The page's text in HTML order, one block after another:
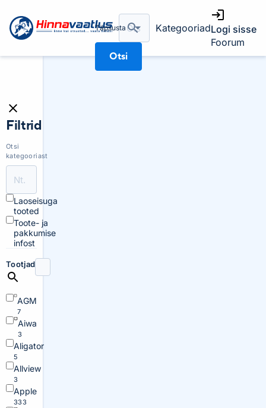
Täpsusta
Otsi
KategooriadLogi sisse
Foorum
Filtrid
Otsi
kategooriast
Laoseisuga
tooted
Toote- ja
pakkumise
infost
Tootjad
AGM
7
Aiwa
3
Aligator
5
Allview
3
Apple
333